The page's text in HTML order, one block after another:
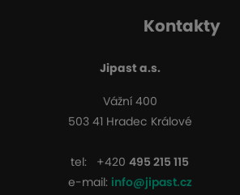
Kontakty
Jipast a.s.
Vážní 400
503 41 Hradec Králové
tel: +420 495 215 115
e-mail: info@jipast.cz